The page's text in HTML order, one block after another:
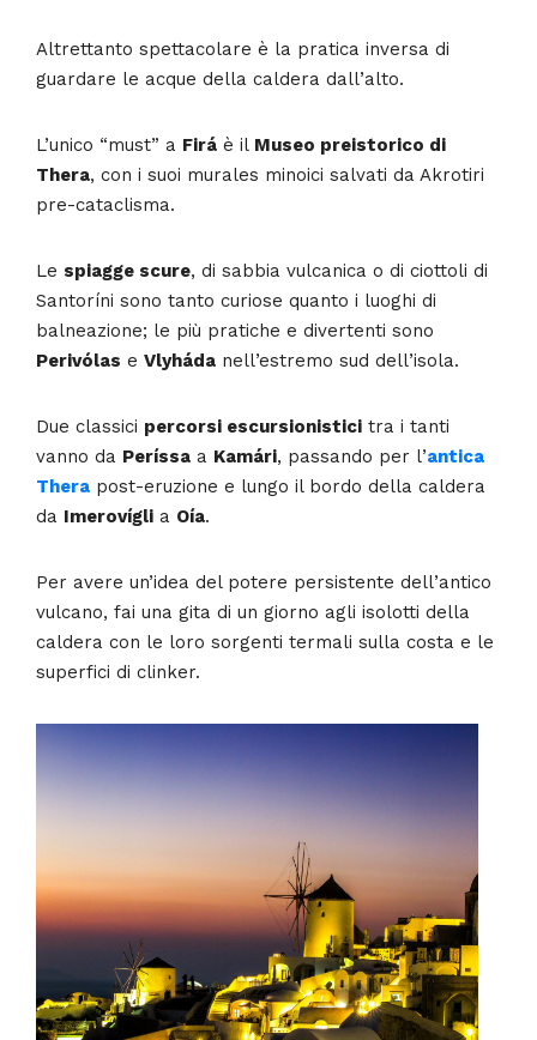
Altrettanto spettacolare è la pratica inversa di
guardare le acque della caldera dall’alto.
L’unico “must” a Firá è il Museo preistorico di
Thera, con i suoi murales minoici salvati da Akrotiri
pre-cataclisma.
Le spiagge scure, di sabbia vulcanica o di ciottoli di
Santoríni sono tanto curiose quanto i luoghi di
balneazione; le più pratiche e divertenti sono
Perivólas e Vlyháda nell’estremo sud dell’isola.
Due classici percorsi escursionistici tra i tanti
vanno da Períssa a Kamári, passando per l’antica
Thera post-eruzione e lungo il bordo della caldera
da Imerovígli a Oía.
Per avere un’idea del potere persistente dell’antico
vulcano, fai una gita di un giorno agli isolotti della
caldera con le loro sorgenti termali sulla costa e le
superfici di clinker.